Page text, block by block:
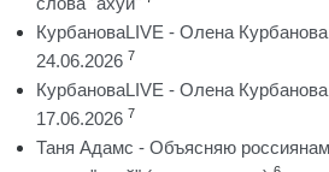
КурбановаLIVE - Олена
24.06.2026 7
КурбановаLIVE - Олена
17.06.2026 7
Таня Адамс - Объясняю россиянам